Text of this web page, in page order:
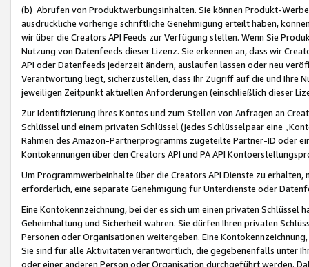
(b) Abrufen von Produktwerbungsinhalten. Sie können Produkt-
ausdrückliche vorherige schriftliche Genehmigung erteilt haben,
wir über die Creators API Feeds zur Verfügung stellen. Wenn Sie
Nutzung von Datenfeeds dieser Lizenz. Sie erkennen an, dass wir
API oder Datenfeeds jederzeit ändern, auslaufen lassen oder neu
Verantwortung liegt, sicherzustellen, dass Ihr Zugriff auf die und Ihre
jeweiligen Zeitpunkt aktuellen Anforderungen (einschließlich dieser
Zur Identifizierung Ihres Kontos und zum Stellen von Anfragen an
Schlüssel und einem privaten Schlüssel (jedes Schlüsselpaar eine
Rahmen des Amazon-Partnerprogramms zugeteilte Partner-ID oder
Kontokennungen über den Creators API und PA API
Um Programmwerbeinhalte über die Creators API Dienste zu
erforderlich, eine separate Genehmigung für Unterdienste oder
Eine Kontokennzeichnung, bei der es sich um einen privaten
Geheimhaltung und Sicherheit wahren. Sie dürfen Ihren privaten
Personen oder Organisationen weitergeben. Eine
Sie sind für alle Aktivitäten verantwortlich, die gegebenenfalls unter
oder einer anderen Person oder Organisation durchgeführt werden.